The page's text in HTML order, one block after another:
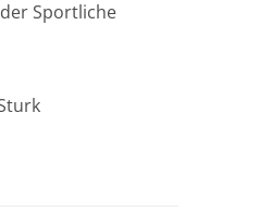
Sportliche